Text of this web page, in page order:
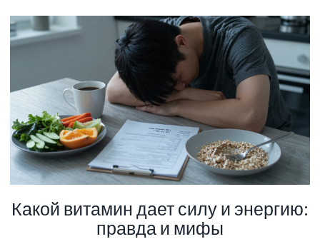
Какой витамин дает силу и энергию:
правда и мифы